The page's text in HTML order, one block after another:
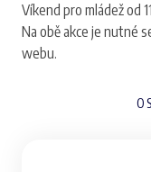
Víkend pro mládež od
Na obě akce je nutné
webu.